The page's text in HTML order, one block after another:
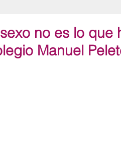
no es lo que
Manuel